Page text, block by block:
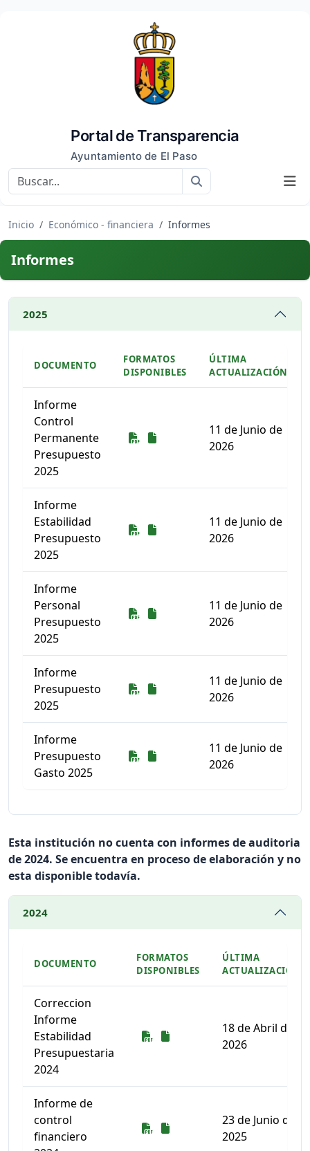
Portal de Transparencia
Ayuntamiento de El Paso
Inicio Económico - financiera Informes
Informes
2025
DOCUMENTO
FORMATOS
DISPONIBLES
ÚLTIMA
ACTUALIZACIÓN
Informe
Control
Permanente
Presupuesto
2025
Descarga
Descarga
11 de Junio de
2026
Informe
Estabilidad
Presupuesto
2025
Descarga
Descarga
11 de Junio de
2026
Informe
Personal
Presupuesto
2025
Descarga
Descarga
11 de Junio de
2026
Informe
Presupuesto
2025
Descarga
Descarga
11 de Junio de
2026
Informe
Presupuesto
Gasto 2025
Descarga
Descarga
11 de Junio de
2026
Esta institución no cuenta con informes de auditoria
de 2024. Se encuentra en proceso de elaboración y no
esta disponible todavía.
2024
DOCUMENTO
FORMATOS
DISPONIBLES
ÚLTIMA
ACTUALIZACIÓN
Correccion
Informe
Estabilidad
Presupuestaria
2024
Descarga
Descarga
18 de Abril de
2026
Informe de
control
financiero
Descarga
Descarga
23 de Junio de
2025